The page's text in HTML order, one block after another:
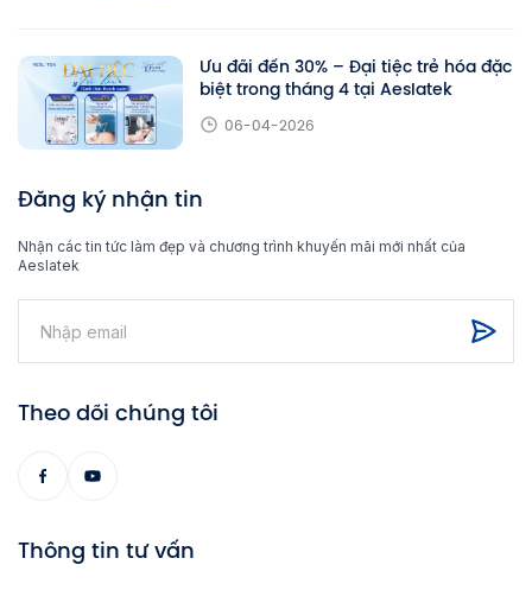
Ưu đãi đến 30% – Đại tiệc trẻ hóa đặc
biệt trong tháng 4 tại Aeslatek
06-04-2026
Đăng ký nhận tin
Nhận các tin tức làm đẹp và chương trình khuyến mãi mới nhất của
Aeslatek
Theo dõi chúng tôi
Thông tin tư vấn